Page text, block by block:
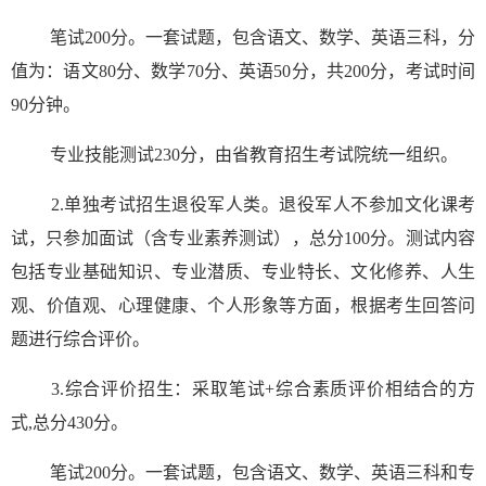
笔试200分。一套试题，包含语文、数学、英语三科，分
值为：语文80分、数学70分、英语50分，共200分，考试时间
90分钟。
专业技能测试230分，由省教育招生考试院统一组织。
2.单独考试招生退役军人类。退役军人不参加文化课考
试，只参加面试（含专业素养测试），总分100分。测试内容
包括专业基础知识、专业潜质、专业特长、文化修养、人生
观、价值观、心理健康、个人形象等方面，根据考生回答问
题进行综合评价。
3.综合评价招生：采取笔试+综合素质评价相结合的方
式,总分430分。
笔试200分。一套试题，包含语文、数学、英语三科和专